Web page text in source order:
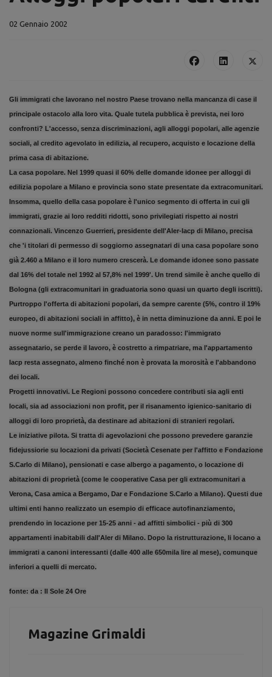
02 Gennaio 2002
Gli immigrati che lavorano nel nostro Paese trovano nella mancanza di case il
principale ostacolo alla loro vita. Quale tutela pubblica è prevista, nei loro
confronti? L'accesso, senza discriminazioni, agli alloggi popolari, alle agenzie
sociali, al credito agevolato in edilizia, al recupero, acquisto e locazione della
prima casa di abitazione.
La casa popolare. Nel 1999 quasi il 60% delle domande idonee per alloggi di
edilizia popolare a Milano e provincia sono state presentate da extracomunitari.
Insomma, quello della casa popolare è l'unico segmento di offerta in cui gli
immigrati, grazie ai loro redditi ridotti, sono privilegiati rispetto ai nostri
connazionali. Vincenzo Guerrieri, presidente dell'Aler-Iacp di Milano, precisa
che 'i titolari di permesso di soggiorno assegnatari di una casa popolare sono
già 2.460 a Milano e il loro numero crescerà. Le domande idonee sono passate
dal 16% del totale nel 1992 al 57,8% nel 1999'. Un trend simile è anche quello di
Bologna (gli extracomunitari in graduatoria sono quasi un quarto degli iscritti).
Purtroppo l'offerta di abitazioni popolari, da sempre carente (5%, contro il 19%
europeo, di abitazioni sociali in affitto), è in netta diminuzione da anni. E poi le
nuove norme sull'immigrazione creano un paradosso: l'immigrato
assegnatario, se perde il lavoro, è costretto a rimpatriare, ma l'appartamento
Iacp resta assegnato, almeno finché non è provata la morosità e l'abbandono
dei locali.
Progetti innovativi. Le Regioni possono concedere contributi sia agli enti
locali, sia ad associazioni non profit, per il risanamento igienico-sanitario di
alloggi di loro proprietà, da destinare ad abitazioni di stranieri regolari.
Le iniziative pilota. Si tratta di agevolazioni che possono prevedere garanzie
fidejussiorie su locazioni da privati (Società Cesenate per l'affitto e Fondazione
S.Carlo di Milano), pensionati e case albergo a pagamento, o locazione di
abitazioni di proprietà (come le cooperative Casa per gli extracomunitari a
Verona, Casa amica a Bergamo, Dar e Fondazione S.Carlo a Milano). Questi due
ultimi enti hanno realizzato un esempio di efficace autofinanziamento,
prendendo in locazione per 15-25 anni - ad affitti simbolici - più di 300
appartamenti inabitabili dall'Aler di Milano. Dopo la ristrutturazione, li locano a
immigrati a canoni interessanti (dalle 400 alle 650mila lire al mese), comunque
inferiori a quelli di mercato.
fonte: da : Il Sole 24 Ore
Magazine Grimaldi